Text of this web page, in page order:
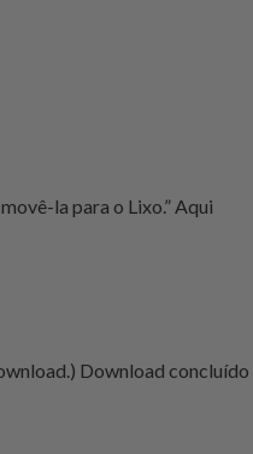
la para o Lixo.” Aqui
Download concluído